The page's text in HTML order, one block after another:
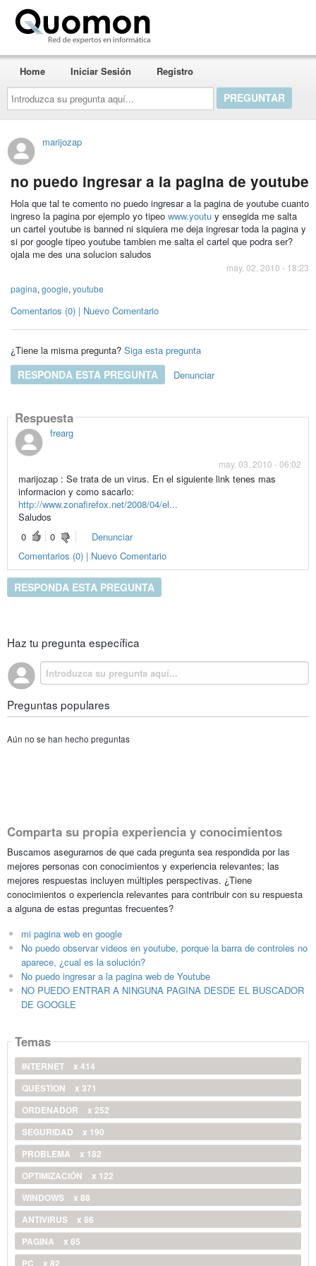
Introduzca
su
pregunta
aquí...
Home Iniciar Sesión Registro
marijozap
no puedo ingresar a la pagina de youtube
Hola que tal te comento no puedo ingresar a la pagina de youtube cuanto
ingreso la pagina por ejemplo yo tipeo www.youtuy ensegida me salta
un cartel youtube is banned ni siquiera me deja ingresar toda la pagina y
si por google tipeo youtube tambien me salta el cartel que podra ser?
ojala me des una solucion saludos
may. 02, 2010 - 18:23
pagina, google, youtube
Comentarios (0) | Nuevo Comentario
¿Tiene la misma pregunta? Siga esta pregunta
RESPONDA ESTA PREGUNTA Denunciar
Respuesta
frearg
may. 03, 2010 - 06:02
marijozap : Se trata de un virus. En el siguiente link tenes mas
informacion y como sacarlo:
http://www.zonafirefox.net/2008/04/el...
Saludos
0
0
Denunciar
Comentarios (0) | Nuevo Comentario
RESPONDA ESTA PREGUNTA
Haz tu pregunta específica
Preguntas populares
Aún no se han hecho preguntas
Comparta su propia experiencia y conocimientos
Buscamos asegurarnos de que cada pregunta sea respondida por las
mejores personas con conocimientos y experiencia relevantes; las
mejores respuestas incluyen múltiples perspectivas. ¿Tiene
conocimientos o experiencia relevantes para contribuir con su respuesta
a alguna de estas preguntas frecuentes?
mi pagina web en google
No puedo observar videos en youtube, porque la barra de controles no
aparece, ¿cual es la solución?
No puedo ingresar a la pagina web de Youtube
NO PUEDO ENTRAR A NINGUNA PAGINA DESDE EL BUSCADOR
DE GOOGLE
Temas
INTERNET
x 414
QUESTION
x 371
ORDENADOR
x 252
SEGURIDAD
x 190
PROBLEMA
x 182
OPTIMIZACIÓN
x 122
WINDOWS
x 88
ANTIVIRUS
x 86
PAGINA
x 85
PC
x 82